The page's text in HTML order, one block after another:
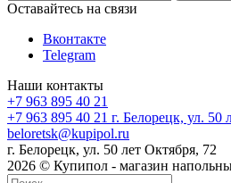
Оставайтесь на связи
Вконтакте
Telegram
Наши контакты
+7 963 895 40 21
+7 963 895 40 21 г. Белорецк, ул. 50
beloretsk@kupipol.ru
г. Белорецк, ул. 50 лет Октября, 72
2026 © Купипол - магазин